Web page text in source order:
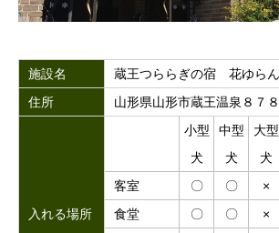
施設名
蔵王つららぎの宿 花ゆらん
住所
山形県山形市蔵王温泉８７
入れる場所
小型
犬
中型
犬
大型
犬
客室
〇 〇 ×
食堂
〇 〇 ×